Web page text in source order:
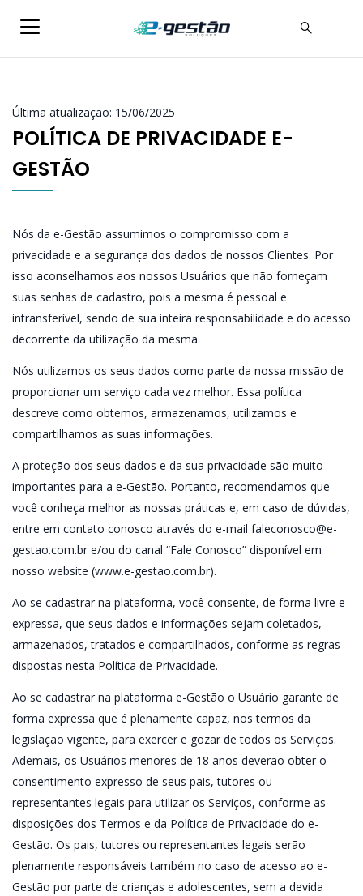
Última atualização: 15/06/2025
POLÍTICA DE PRIVACIDADE E-
GESTÃO
Nós da e-Gestão assumimos o compromisso com a
privacidade e a segurança dos dados de nossos Clientes. Por
isso aconselhamos aos nossos Usuários que não forneçam
suas senhas de cadastro, pois a mesma é pessoal e
intransferível, sendo de sua inteira responsabilidade e do acesso
decorrente da utilização da mesma.
Nós utilizamos os seus dados como parte da nossa missão de
proporcionar um serviço cada vez melhor. Essa política
descreve como obtemos, armazenamos, utilizamos e
compartilhamos as suas informações.
A proteção dos seus dados e da sua privacidade são muito
importantes para a e-Gestão. Portanto, recomendamos que
você conheça melhor as nossas práticas e, em caso de dúvidas,
entre em contato conosco através do e-mail faleconosco@e-
gestao.com.br e/ou do canal “Fale Conosco” disponível em
nosso website (www.e-gestao.com.br).
Ao se cadastrar na plataforma, você consente, de forma livre e
expressa, que seus dados e informações sejam coletados,
armazenados, tratados e compartilhados, conforme as regras
dispostas nesta Política de Privacidade.
Ao se cadastrar na plataforma e-Gestão o Usuário garante de
forma expressa que é plenamente capaz, nos termos da
legislação vigente, para exercer e gozar de todos os Serviços.
Ademais, os Usuários menores de 18 anos deverão obter o
consentimento expresso de seus pais, tutores ou
representantes legais para utilizar os Serviços, conforme as
disposições dos Termos e da Política de Privacidade do e-
Gestão. Os pais, tutores ou representantes legais serão
plenamente responsáveis também no caso de acesso ao e-
Gestão por parte de crianças e adolescentes, sem a devida